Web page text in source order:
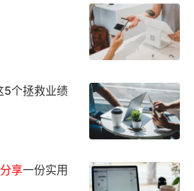
5个拯救业绩
分享一份实用